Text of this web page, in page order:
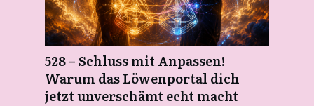
528 – Schluss mit Anpassen!
Warum das Löwenportal dich
jetzt unverschämt echt macht